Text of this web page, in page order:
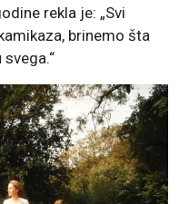
rekla je: „Svi
brinemo šta